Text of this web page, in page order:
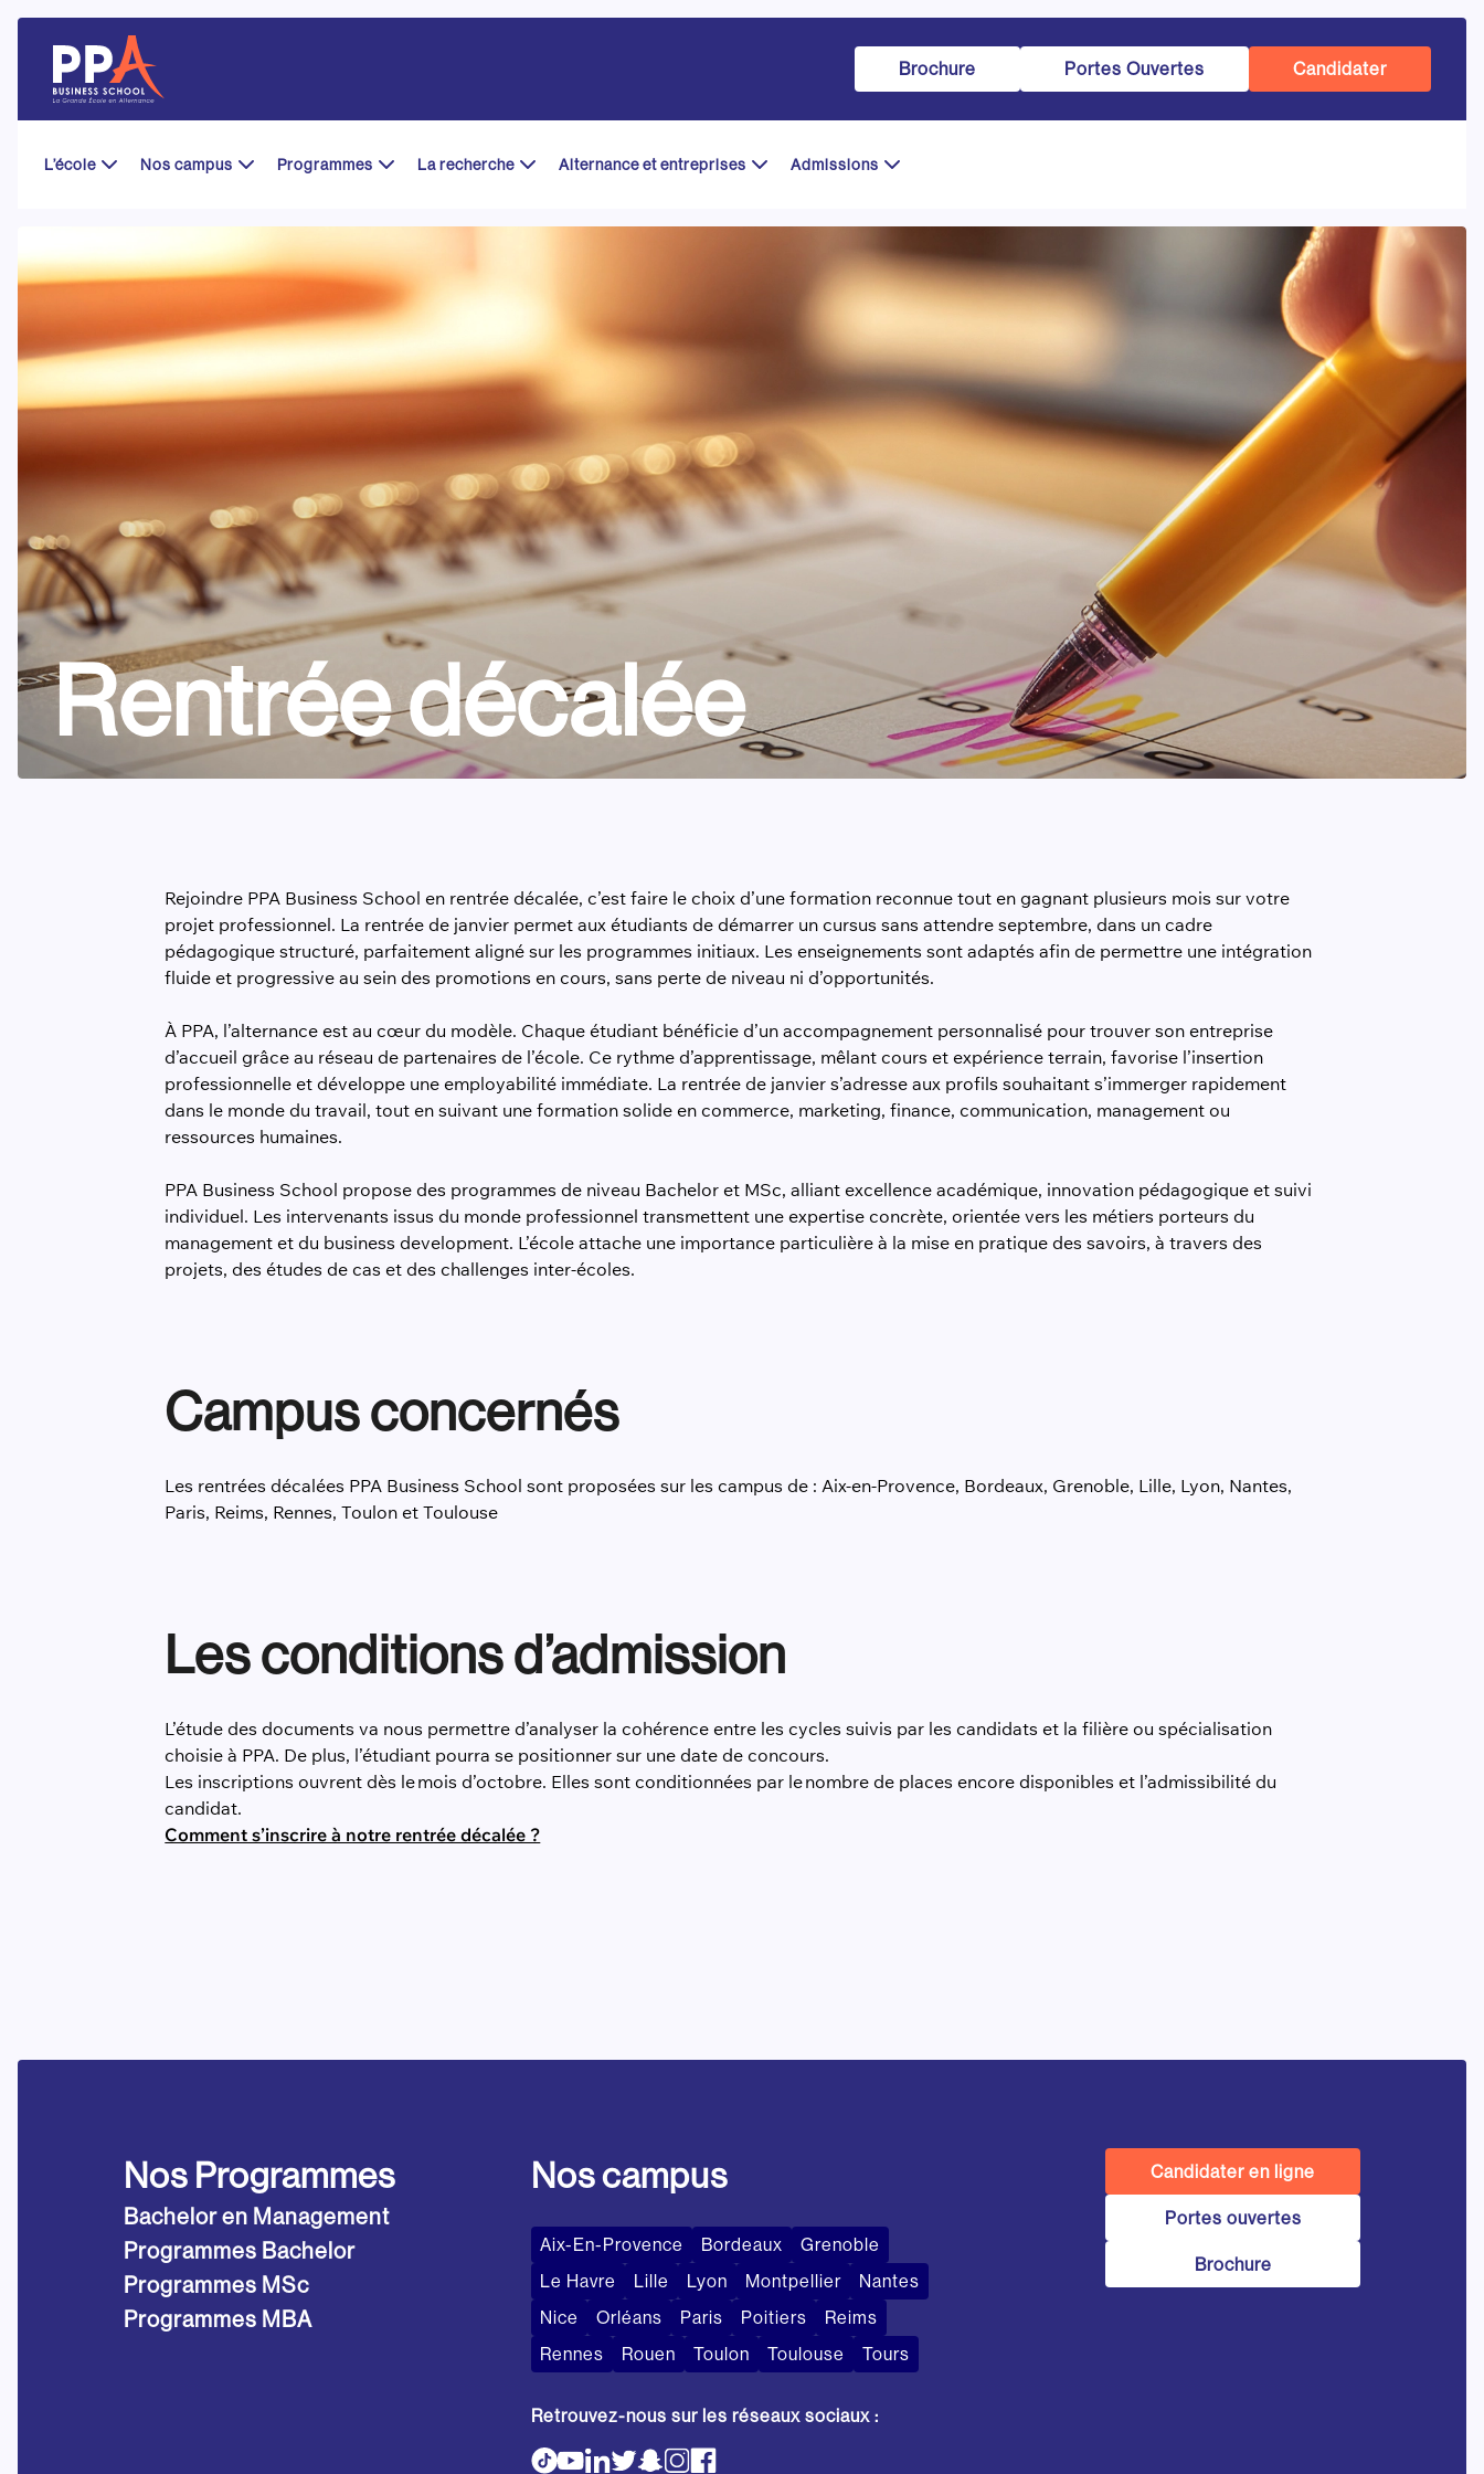
content
Brochure Portes Ouvertes Candidater
L’école Nos campus Programmes La recherche Alternance et entreprises Admissions
Rentrée décalée
Rejoindre PPA Business School en rentrée décalée, c’est faire le choix d’une formation reconnue tout en gagnant plusieurs mois sur votre
projet professionnel. La rentrée de janvier permet aux étudiants de démarrer un cursus sans attendre septembre, dans un cadre
pédagogique structuré, parfaitement aligné sur les programmes initiaux. Les enseignements sont adaptés afin de permettre une intégration
fluide et progressive au sein des promotions en cours, sans perte de niveau ni d’opportunités.
À PPA, l’alternance est au cœur du modèle. Chaque étudiant bénéficie d’un accompagnement personnalisé pour trouver son entreprise
d’accueil grâce au réseau de partenaires de l’école. Ce rythme d’apprentissage, mêlant cours et expérience terrain, favorise l’insertion
professionnelle et développe une employabilité immédiate. La rentrée de janvier s’adresse aux profils souhaitant s’immerger rapidement
dans le monde du travail, tout en suivant une formation solide en commerce, marketing, finance, communication, management ou
ressources humaines.
PPA Business School propose des programmes de niveau Bachelor et MSc, alliant excellence académique, innovation pédagogique et suivi
individuel. Les intervenants issus du monde professionnel transmettent une expertise concrète, orientée vers les métiers porteurs du
management et du business development. L’école attache une importance particulière à la mise en pratique des savoirs, à travers des
projets, des études de cas et des challenges inter-écoles.
Campus concernés
Les rentrées décalées PPA Business School sont proposées sur les campus de : Aix-en-Provence, Bordeaux, Grenoble, Lille, Lyon, Nantes,
Paris, Reims, Rennes, Toulon et Toulouse
Les conditions d’admission
L’étude des documents va nous permettre d’analyser la cohérence entre les cycles suivis par les candidats et la filière ou spécialisation
choisie à PPA. De plus, l’étudiant pourra se positionner sur une date de concours.
Les inscriptions ouvrent dès le mois d’octobre. Elles sont conditionnées par le nombre de places encore disponibles et l’admissibilité du
candidat.
Comment s’inscrire à notre rentrée décalée ?
Nos Programmes
Bachelor en Management
Programmes Bachelor
Programmes MSc
Programmes MBA
Nos campus
Aix-En-Provence Bordeaux
Grenoble
Le Havre
Lille Lyon Montpellier
Nantes
Nice
Orléans Paris Poitiers
Reims
Rennes
Rouen Toulon Toulouse Tours
Retrouvez-nous sur les réseaux sociaux :
Candidater en ligne
Portes ouvertes
Brochure